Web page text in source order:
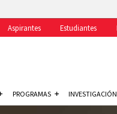
Aspirantes Estudiantes
PROGRAMAS INVESTIGACIÓN